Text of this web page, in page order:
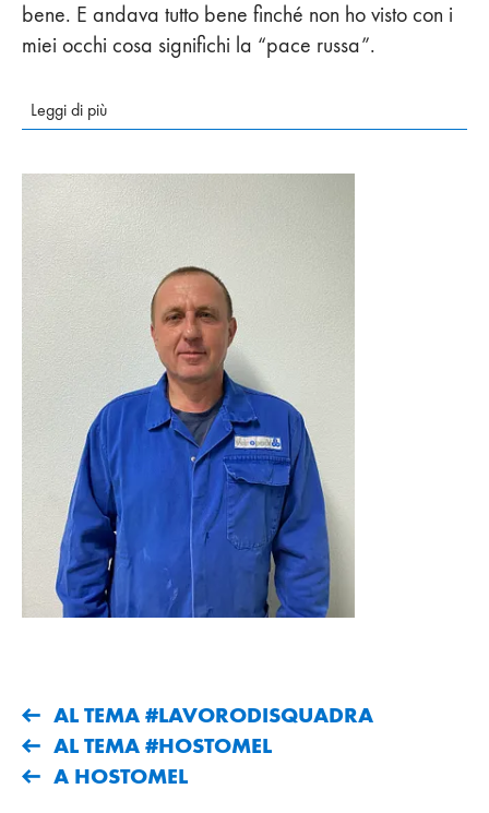
bene. E andava tutto bene finché non ho visto con i
miei occhi cosa significhi la “pace russa”.
Leggi di più
AL TEMA #LAVORODISQUADRA
AL TEMA #HOSTOMEL
A HOSTOMEL